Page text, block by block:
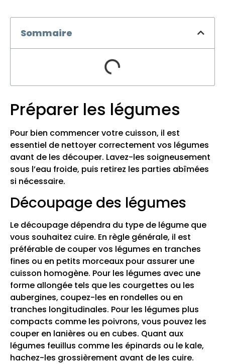
Sommaire
Préparer les légumes
Pour bien commencer votre cuisson, il est
essentiel de nettoyer correctement vos légumes
avant de les découper. Lavez-les soigneusement
sous l’eau froide, puis retirez les parties abîmées
si nécessaire.
Découpage des légumes
Le découpage dépendra du type de légume que
vous souhaitez cuire. En règle générale, il est
préférable de couper vos légumes en tranches
fines ou en petits morceaux pour assurer une
cuisson homogène. Pour les légumes avec une
forme allongée tels que les courgettes ou les
aubergines, coupez-les en rondelles ou en
tranches longitudinales. Pour les légumes plus
compacts comme les poivrons, vous pouvez les
couper en lanières ou en cubes. Quant aux
légumes feuillus comme les épinards ou le kale,
hachez-les grossièrement avant de les cuire.